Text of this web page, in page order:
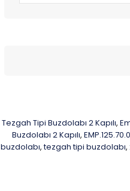
Tezgah Tipi Buzdolabı 2 Kapılı,
Buzdolabı 2 Kapılı,
buzdolabı, tezgah tipi buzdolabı,